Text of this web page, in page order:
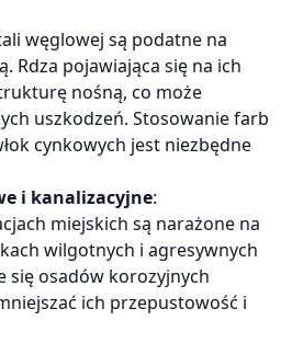
węglowej są podatne na
Rdza pojawiająca się na ich
nośną, co może
uszkodzeń. Stosowanie farb
cynkowych jest niezbędne
i kanalizacyjne:
miejskich są narażone na
wilgotnych i agresywnych
się osadów korozyjnych
ich przepustowość i